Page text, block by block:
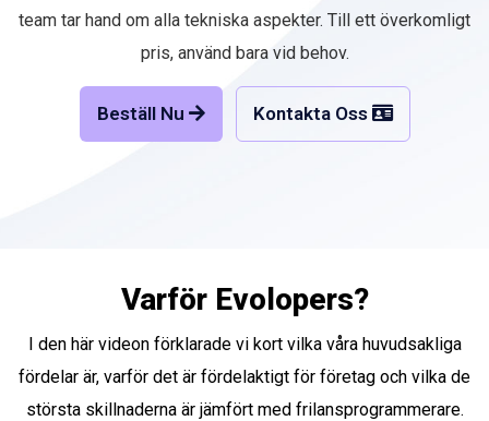
team tar hand om alla tekniska aspekter. Till ett överkomligt
pris, använd bara vid behov.
Beställ Nu Kontakta Oss
Varför Evolopers?
I den här videon förklarade vi kort vilka våra huvudsakliga
fördelar är, varför det är fördelaktigt för företag och vilka de
största skillnaderna är jämfört med frilansprogrammerare.